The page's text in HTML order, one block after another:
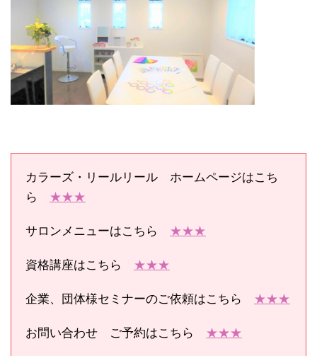
カラーズ・リールリール ホームページはこち
ら ★★★
サロンメニューはこちら ★★★
資格講座はこちら ★★★
企業、団体様セミナーのご依頼はこちら ★★★
お問い合わせ ご予約はこちら ★★★